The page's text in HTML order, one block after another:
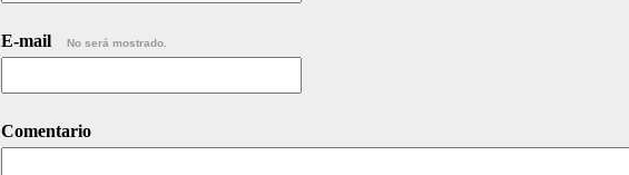
E-mail No será mostrado.
Comentario